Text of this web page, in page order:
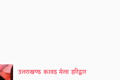
उत्तराखण्ड कावड़ मेला हरिद्वार